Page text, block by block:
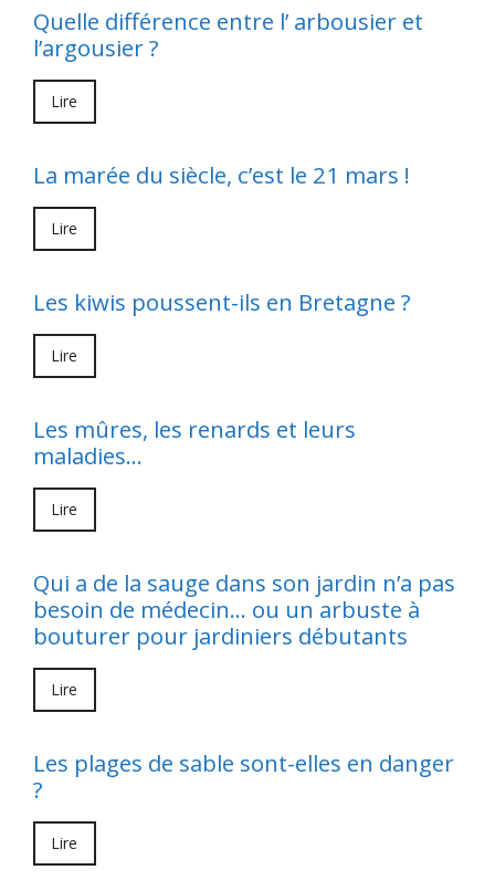
Quelle différence entre l’ arbousier et
l’argousier ?
Lire
La marée du siècle, c’est le 21 mars !
Lire
Les kiwis poussent-ils en Bretagne ?
Lire
Les mûres, les renards et leurs
maladies…
Lire
Qui a de la sauge dans son jardin n’a pas
besoin de médecin… ou un arbuste à
bouturer pour jardiniers débutants
Lire
Les plages de sable sont-elles en danger
?
Lire